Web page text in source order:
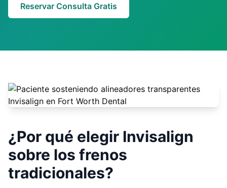
Reservar Consulta Gratis
¿Por qué elegir Invisalign
sobre los frenos
tradicionales?